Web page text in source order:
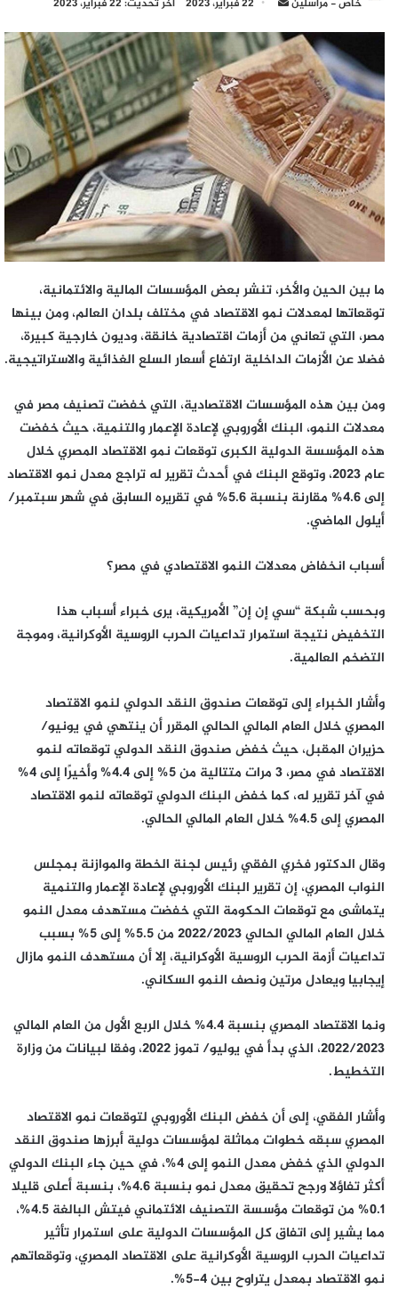
خاص - مراسلين
إلكترونيا
22 فبراير، 2023 آخر تحديث: 22 فبراير، 2023
ما بين الحين والأخر، تنشر بعض المؤسسات المالية والائتمانية،
توقعاتها لمعدلات نمو الاقتصاد في مختلف بلدان العالم، ومن بينها
مصر، التي تعاني من أزمات اقتصادية خانقة، وديون خارجية كبيرة،
فضلا عن الأزمات الداخلية ارتفاع أسعار السلع الغذائية والاستراتيجية.
ومن بين هذه المؤسسات الاقتصادية، التي خفضت تصنيف مصر في
معدلات النمو، البنك الأوروبي لإعادة الإعمار والتنمية، حيث خفضت
هذه المؤسسة الدولية الكبرى توقعات نمو الاقتصاد المصري خلال
عام 2023، وتوقع البنك في أحدث تقرير له تراجع معدل نمو الاقتصاد
إلى 4.6% مقارنة بنسبة 5.6% في تقريره السابق في شهر سبتمبر/
أيلول الماضي.
أسباب انخفاض معدلات النمو الاقتصادي في مصر؟
وبحسب شبكة “سي إن إن” الأمريكية، يرى خبراء أسباب هذا
التخفيض نتيجة استمرار تداعيات الحرب الروسية الأوكرانية، وموجة
التضخم العالمية.
وأشار الخبراء إلى توقعات صندوق النقد الدولي لنمو الاقتصاد
المصري خلال العام المالي الحالي المقرر أن ينتهي في يونيو/
حزيران المقبل، حيث خفض صندوق النقد الدولي توقعاته لنمو
الاقتصاد في مصر، 3 مرات متتالية من 5% إلى 4.4% وأخيرًا إلى 4%
في آخر تقرير له، كما خفض البنك الدولي توقعاته لنمو الاقتصاد
المصري إلى 4.5% خلال العام المالي الحالي.
وقال الدكتور فخري الفقي رئيس لجنة الخطة والموازنة بمجلس
النواب المصري، إن تقرير البنك الأوروبي لإعادة الإعمار والتنمية
يتماشى مع توقعات الحكومة التي خفضت مستهدف معدل النمو
خلال العام المالي الحالي 2022/2023 من 5.5% إلى 5% بسبب
تداعيات أزمة الحرب الروسية الأوكرانية، إلا أن مستهدف النمو مازال
إيجابيا ويعادل مرتين ونصف النمو السكاني.
ونما الاقتصاد المصري بنسبة 4.4% خلال الربع الأول من العام المالي
2022/2023، الذي بدأ في يوليو/ تموز 2022، وفقا لبيانات من وزارة
التخطيط.
وأشار الفقي، إلى أن خفض البنك الأوروبي لتوقعات نمو الاقتصاد
المصري سبقه خطوات مماثلة لمؤسسات دولية أبرزها صندوق النقد
الدولي الذي خفض معدل النمو إلى 4%، في حين جاء البنك الدولي
أكثر تفاؤلا ورجح تحقيق معدل نمو بنسبة 4.6%، بنسبة أعلى قليلا
0.1% من توقعات مؤسسة التصنيف الائتماني فيتش البالغة 4.5%،
مما يشير إلى اتفاق كل المؤسسات الدولية على استمرار تأثير
تداعيات الحرب الروسية الأوكرانية على الاقتصاد المصري، وتوقعاتهم
نمو الاقتصاد بمعدل يتراوح بين 4-5%.